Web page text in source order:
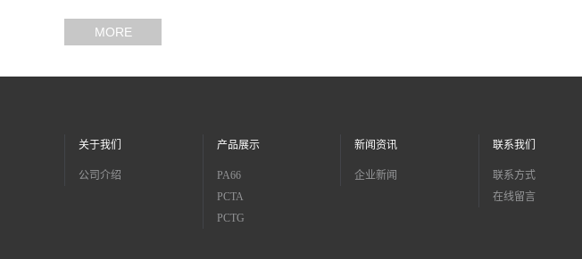
MORE
关于我们
公司介绍
产品展示
PA66
PCTA
PCTG
新闻资讯
企业新闻
联系我们
联系方式
在线留言